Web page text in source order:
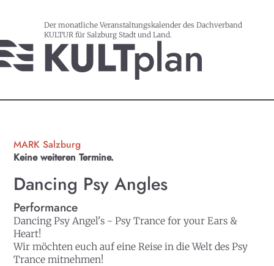
Der monatliche Veranstaltungskalender des Dachverband
KULTUR für Salzburg Stadt und Land.
MARK Salzburg
Keine weiteren Termine.
Dancing Psy Angles
Performance
Dancing Psy Angel's - Psy Trance for your Ears &
Heart!
Wir möchten euch auf eine Reise in die Welt des Psy
Trance mitnehmen!